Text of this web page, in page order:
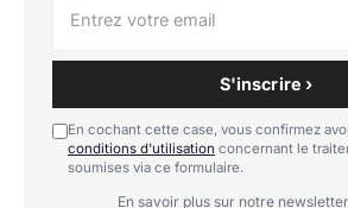
S'inscrire ›
En cochant cette case, vous confirmez
conditions d'utilisation concernant le
soumises via ce formulaire.
En savoir plus sur notre